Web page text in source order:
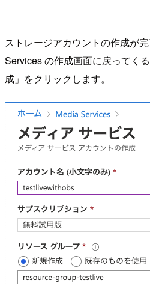
ストレージアカウントの作成が
Services の作成画面に戻ってく
成」をクリックします。